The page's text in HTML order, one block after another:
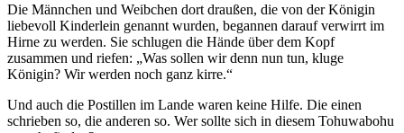
Die Männchen und Weibchen dort draußen, die von der Königin
liebevoll Kinderlein genannt wurden, begannen darauf verwirrt im
Hirne zu werden. Sie schlugen die Hände über dem Kopf
zusammen und riefen: „Was sollen wir denn nun tun, kluge
Königin? Wir werden noch ganz kirre.“
Und auch die Postillen im Lande waren keine Hilfe. Die einen
schrieben so, die anderen so. Wer sollte sich in diesem Tohuwabohu